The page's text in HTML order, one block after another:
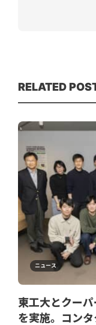
RELATED
ニュース
東工大とクー
を実施。コン